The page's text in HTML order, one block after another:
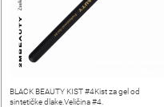
BLACK BEAUTY KIST #4Kist za gel od
sintetičke dlake.Veličina #4.